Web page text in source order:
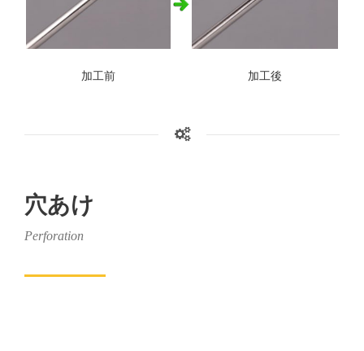
加工前 加工後
穴あけ
Perforation